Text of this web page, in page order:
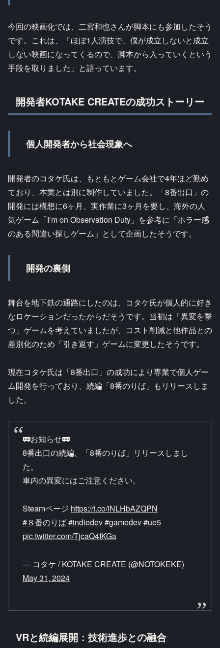
今回の映画化では、二宮和也さんが脚本にも参加したそう
です。これは、「ほぼ1人演技で、僕が成立しないと成立
しない映画になってくるので、脚本から入っていくという
手段を取りました」と語っています。
開発者KOTAKE CREATEの成功ストーリー
個人開発者から社会現象へ
開発者のコタケ氏は、もともとゲーム会社で4年ほど勤め
ており、本業とは別に制作していました。「8番出口」の
開発には構想に6ヶ月、実作業に3ヶ月を要し、海外の人
気ゲーム「I’m on Observation Duty」を参考に「ホラー感
のある間違い探しゲーム」として企画したそうです。
開発の裏側
舞台を地下鉄の通路にしたのは、コタケ氏が個人的に好き
なロケーションだったからだそうです。当初は「異変を撃
つ」ゲームを考えていましたが、コスト削減と他作品との
差別化のため「引き返す」ゲームに変更したそうです。
現在コタケ氏は「8番出口」の成功により専業で個人ゲー
ム開発を行っており、続編「8番のりば」もリリースしま
した。
🚃お知らせ🚃
8番出口の続編、「8番のりば」リリースしまし
た。
車内の異変にはご注意ください。
Steamページ https://t.co/iNLHbAZQPN
#８番のりば#indiedev#gamedev#ue5
pic.twitter.com/TjcaQ4IKGa
— コタケ / KOTAKE CREATE (@NOTOKEKE)
May 31, 2024
VRと続編展開：技術進歩との融合